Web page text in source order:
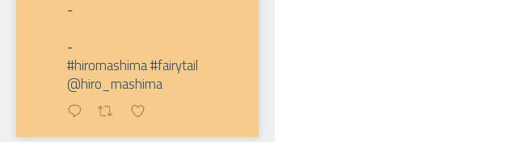
-
-
#hiromashima#fairytail
@hiro_mashima